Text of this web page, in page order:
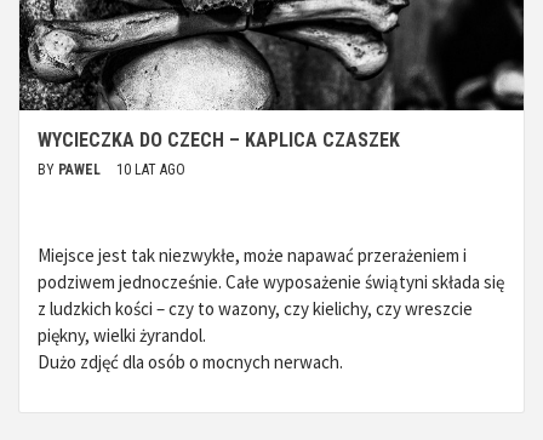
WYCIECZKA DO CZECH – KAPLICA CZASZEK
BY PAWEL 10 LAT AGO
Miejsce jest tak niezwykłe, może napawać przerażeniem i
podziwem jednocześnie. Całe wyposażenie świątyni składa się
z ludzkich kości – czy to wazony, czy kielichy, czy wreszcie
piękny, wielki żyrandol.
Dużo zdjęć dla osób o mocnych nerwach.